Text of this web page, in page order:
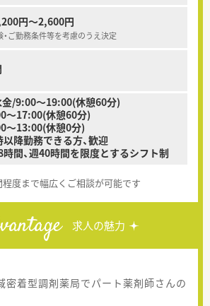
円～2,600円
ご勤務条件等を考慮のうえ決定
金/9:00～19:00(休憩60分)
～17:00(休憩60分)
～13:00(休憩0分)
降勤務できる方、歓迎
間、週40時間を限度とするシフト制
度まで幅広くご相談が可能です
求人の魅力
密着型調剤薬局でパート薬剤師さんの